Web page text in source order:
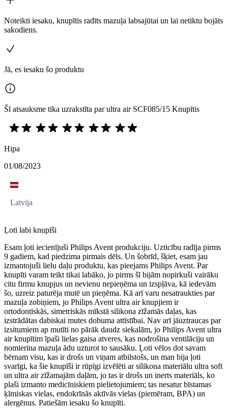
Noteikti iesaku, knupītis radīts mazuļa labsajūtai un lai netiktu bojāts
sakodiens.
Jā, es iesaku šo produktu
Šī atsauksme tika uzrakstīta par ultra air SCF085/15 Knupītis
Hipa
01/08/2023
Latvija
Ļoti labi knupīši
Esam ļoti iecienījuši Philips Avent produkciju. Uzticību radīja pirms
9 gadiem, kad piedzima pirmais dēls. Un šobrīd, šķiet, esam jau
izmantojuši lielu daļu produktu, kas pieejams Philips Avent. Par
knupīti varam teikt tikai labāko, jo pirms šī bijām nopirkuši vairāku
citu firmu knupjus un nevienu nepieņēma un izspļāva, kā iedevām
šo, uzreiz paturēja mutē un pieņēma. Kā arī varu nesatraukties par
mazuļa zobiņiem, jo Philips Avent ultra air knupjiem ir
ortodontiskās, simetriskās mīkstā silikona zīžamās daļas, kas
izstrādātas dabiskai mutes dobuma attīstībai. Nav arī jāuztraucas par
izsitumiem ap mutīti no pārāk daudz siekalām, jo Philips Avent ultra
air knupītim īpaši lielas gaisa atveres, kas nodrošina ventilāciju un
nomierina mazuļa ādu uzturot to sausāku. Ļoti vēlos dot savam
bērnam visu, kas ir drošs un viņam atbilstošs, un man bija ļoti
svarīgi, ka šie knupīši ir rūpīgi izvēlēti ar silikona materiālu ultra soft
un ultra air zīžamajām daļām, jo tas ir drošs un inerts materiāls, ko
plaši izmanto medicīniskiem pielietojumiem; tas nesatur bīstamas
ķīmiskas vielas, endokrīnās aktīvās vielas (piemēram, BPA) un
alergēnus. Patiešām iesaku šo knupīti.